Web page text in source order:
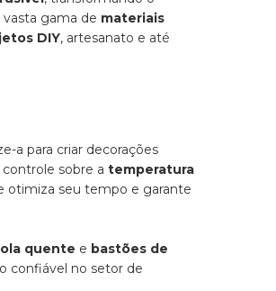
gama de materiais
DIY, artesanato e até
a para criar decorações
sobre a temperatura
otimiza seu tempo e garante
quente e bastões de
confiável no setor de